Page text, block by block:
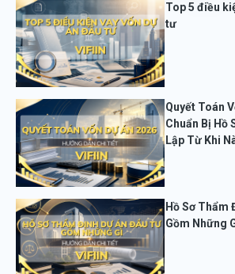
Top 5 điều
tư
Quyết Toán
Chuẩn Bị Hồ
Lập Từ Khi
Hồ Sơ Thẩm
Gồm Những